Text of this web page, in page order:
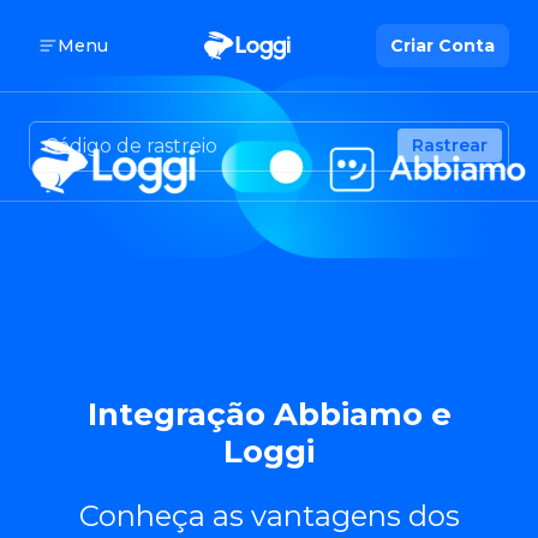
Menu Criar Conta
Rastrear
Integração Abbiamo e
Loggi
Conheça as vantagens dos